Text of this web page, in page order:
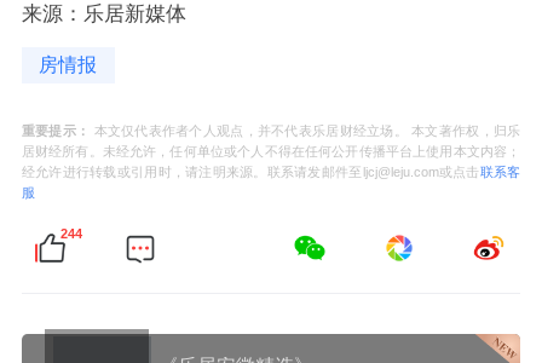
来源：乐居新媒体
房情报
重要提示：
本文仅代表作者个人观点，并不代表乐居财经立场。 本文著作权，归乐
居财经所有。未经允许，任何单位或个人不得在任何公开传播平台上使用本文内容；
经允许进行转载或引用时，请注明来源。联系请发邮件至ljcj@leju.com或点击联系客
服
244